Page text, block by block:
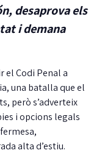
desaprova els
i demana
el Codi Penal a
una batalla que el
però s’adverteix
i opcions legals
alta d’estiu.